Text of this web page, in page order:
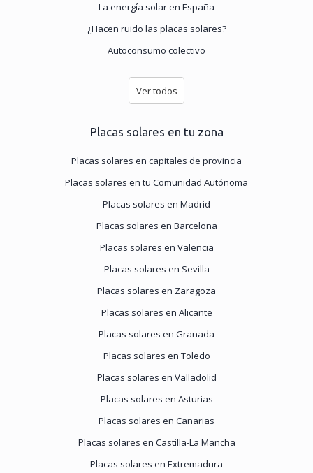
La energía solar en España
¿Hacen ruido las placas solares?
Autoconsumo colectivo
Ver todos
Placas solares en tu zona
Placas solares en capitales de provincia
Placas solares en tu Comunidad Autónoma
Placas solares en Madrid
Placas solares en Barcelona
Placas solares en Valencia
Placas solares en Sevilla
Placas solares en Zaragoza
Placas solares en Alicante
Placas solares en Granada
Placas solares en Toledo
Placas solares en Valladolid
Placas solares en Asturias
Placas solares en Canarias
Placas solares en Castilla-La Mancha
Placas solares en Extremadura